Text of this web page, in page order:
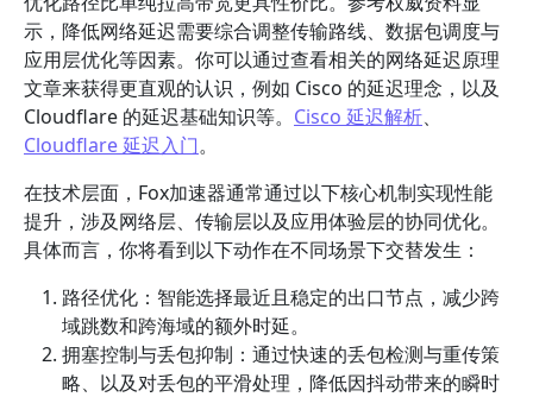
示，降低网络延迟需要综合调整传输路线、数据包调度与
应用层优化等因素。你可以通过查看相关的网络延迟原理
文章来获得更直观的认识，例如 Cisco 的延迟理念，以及
Cloudflare 的延迟基础知识等。 Cisco 延迟解析、
Cloudflare 延迟入门。
在技术层面，Fox加速器通常通过以下核心机制实现性能
提升，涉及网络层、传输层以及应用体验层的协同优化。
具体而言，你将看到以下动作在不同场景下交替发生：
路径优化：智能选择最近且稳定的出口节点，减少跨
域跳数和跨海域的额外时延。
拥塞控制与丢包抑制：通过快速的丢包检测与重传策
略、以及对丢包的平滑处理，降低因抖动带来的瞬时